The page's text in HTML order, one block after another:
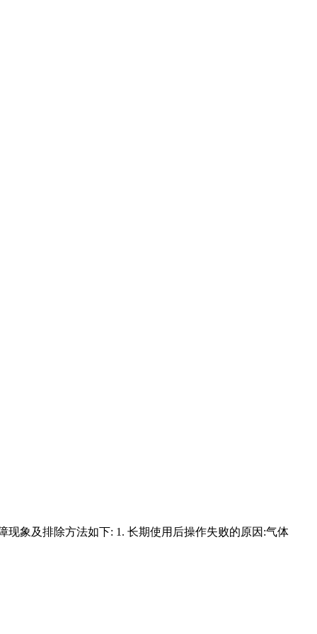
象及排除方法如下: 1. 长期使用后操作失败的原因:气体